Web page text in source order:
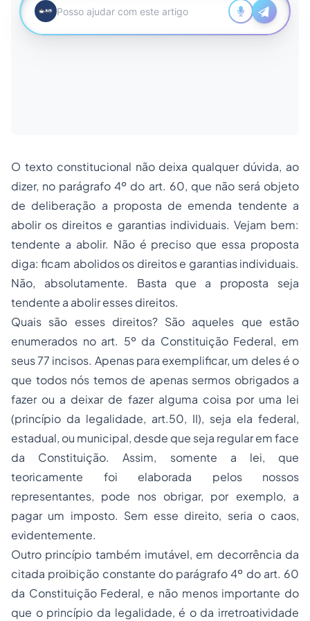
O texto constitucional não deixa qualquer dúvida, ao
dizer, no parágrafo 4º do art. 60, que não será objeto
de deliberação a proposta de emenda tendente a
abolir os direitos e garantias individuais. Vejam bem:
tendente a abolir. Não é preciso que essa proposta
diga: ficam abolidos os direitos e garantias individuais.
Não, absolutamente. Basta que a proposta seja
tendente a abolir esses direitos.
Quais são esses direitos? São aqueles que estão
enumerados no art. 5º da Constituição Federal, em
seus 77 incisos. Apenas para exemplificar, um deles é o
que todos nós temos de apenas sermos obrigados a
fazer ou a deixar de fazer alguma coisa por uma lei
(princípio da legalidade, art.50, II), seja ela federal,
estadual, ou municipal, desde que seja regular em face
da Constituição. Assim, somente a lei, que
teoricamente foi elaborada pelos nossos
representantes, pode nos obrigar, por exemplo, a
pagar um imposto. Sem esse direito, seria o caos,
evidentemente.
Outro princípio também imutável, em decorrência da
citada proibição constante do parágrafo 4º do art. 60
da Constituição Federal, e não menos importante do
que o princípio da legalidade, é o da irretroatividade